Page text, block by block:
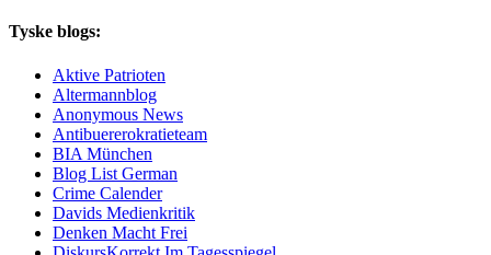
Tyske blogs:
Aktive Patrioten
Altermannblog
Anonymous News
Antibuererokratieteam
BIA München
Blog List German
Crime Calender
Davids Medienkritik
Denken Macht Frei